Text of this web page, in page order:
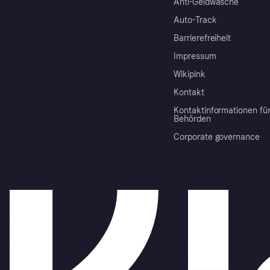
Anti-Geldwäsche
Auto-Track
Barrierefreiheit
Impressum
Wikipink
Kontakt
Kontaktinformationen für
Behörden
Corporate governance